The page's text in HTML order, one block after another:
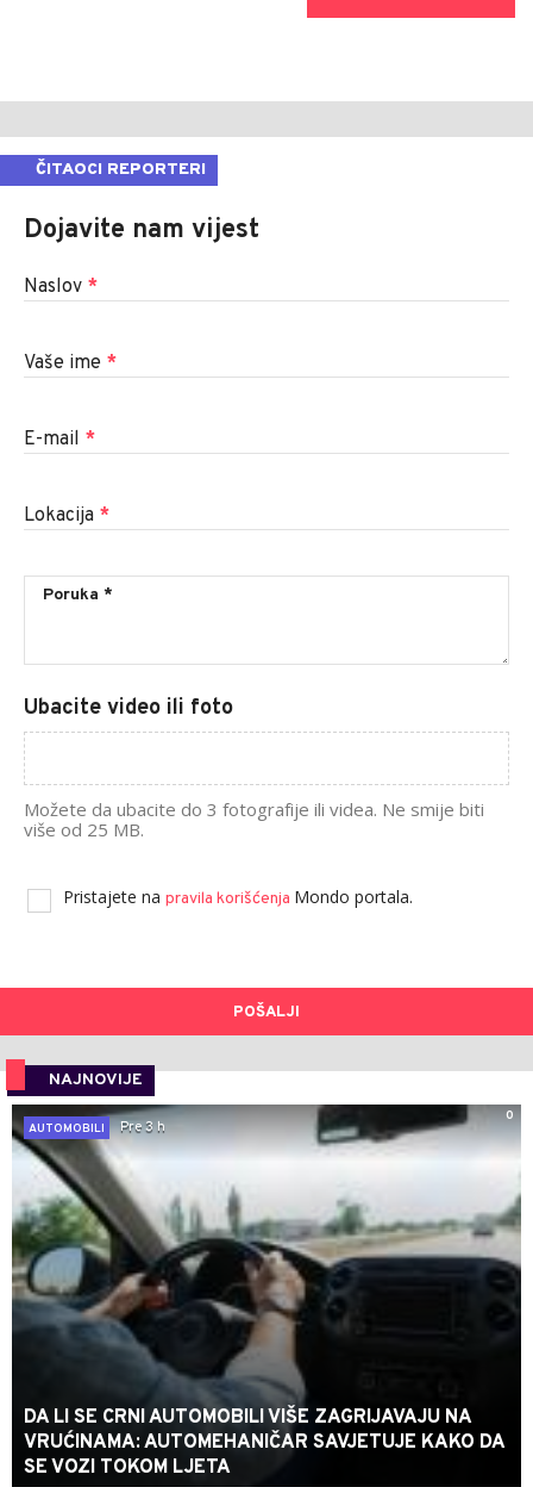
ČITAOCI REPORTERI
Dojavite nam vijest
Naslov *
Vaše ime *
E-mail *
Lokacija *
Ubacite video ili foto
Možete da ubacite do 3 fotografije ili videa. Ne smije biti
više od 25 MB.
Pristajete na pravila korišćenja Mondo portala.
POŠALJI
NAJNOVIJE
0
AUTOMOBILI
Pre 3 h
DA LI SE CRNI AUTOMOBILI VIŠE ZAGRIJAVAJU NA
VRUĆINAMA: AUTOMEHANIČAR SAVJETUJE KAKO DA
SE VOZI TOKOM LJETA